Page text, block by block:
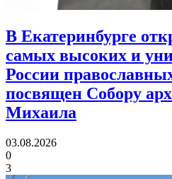
В Екатеринбурге
самых высоких и
России
посвящен Собору
Михаила
03.08.2026
0
3